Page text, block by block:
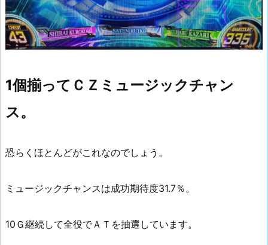
1個揃ってＣＺミュージックチャン
ス。
恐らくほとんどがこれなのでしょう。
ミュージックチャンスは成功期待度31.7％。
10Ｇ継続して全役でＡＴを抽選しています。